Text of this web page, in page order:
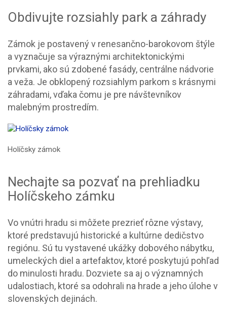
Obdivujte rozsiahly park a záhrady
Zámok je postavený v renesančno-barokovom štýle
a vyznačuje sa výraznými architektonickými
prvkami, ako sú zdobené fasády, centrálne nádvorie
a veža. Je obklopený rozsiahlym parkom s krásnymi
záhradami, vďaka čomu je pre návštevníkov
malebným prostredím.
Holíčsky zámok
Nechajte sa pozvať na prehliadku
Holíčskeho zámku
Vo vnútri hradu si môžete prezrieť rôzne výstavy,
ktoré predstavujú historické a kultúrne dedičstvo
regiónu. Sú tu vystavené ukážky dobového nábytku,
umeleckých diel a artefaktov, ktoré poskytujú pohľad
do minulosti hradu. Dozviete sa aj o významných
udalostiach, ktoré sa odohrali na hrade a jeho úlohe v
slovenských dejinách.